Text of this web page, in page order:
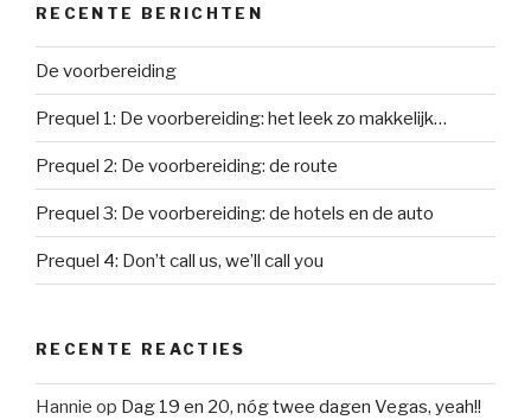
RECENTE BERICHTEN
De voorbereiding
Prequel 1: De voorbereiding: het leek zo makkelijk…
Prequel 2: De voorbereiding: de route
Prequel 3: De voorbereiding: de hotels en de auto
Prequel 4: Don’t call us, we’ll call you
RECENTE REACTIES
Hannie op Dag 19 en 20, nóg twee dagen Vegas, yeah!!